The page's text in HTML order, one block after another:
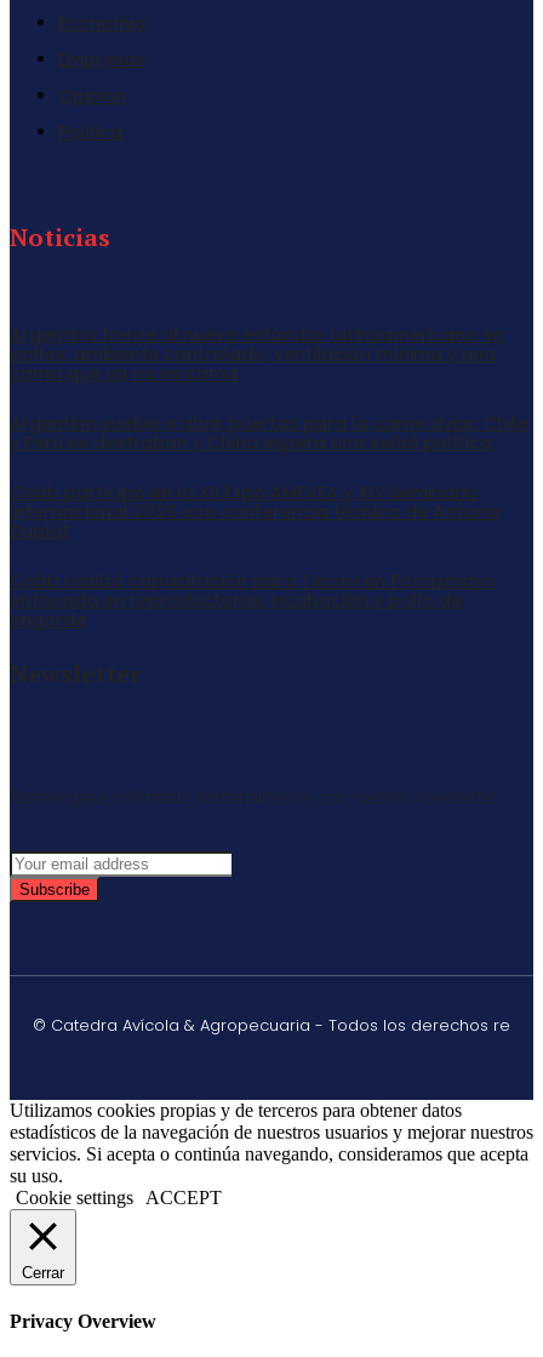
Economia
Empresas
Opinion
Politica
Noticias
Argentina frente al nuevo estándar latinoamericano en
pollos: ambiente controlado, ventilación mínima y una
cama que ya no es cama
Argentina vuelve a abrir puertas para la carne aviar: Chile
y Perú se destraban y China espera una señal política
Cobb participó en la XII Expo AMEVEA y XIV Seminario
Internacional 2026 con conferencia técnica de Antonio
Duplat
Cobb realizó capacitación para Tecavi en Pacasmayo
enfocada en reproductoras, incubación y pollo de
engorde
Newsletter
Mantengase informado semanalmente con nuestro newsletter
Subscribe
© Catedra Avícola & Agropecuaria - Todos los derechos re
Utilizamos cookies propias y de terceros para obtener datos
estadísticos de la navegación de nuestros usuarios y mejorar nuestros
servicios. Si acepta o continúa navegando, consideramos que acepta
su uso.
Cookie settings
ACCEPT
Cerrar
Privacy Overview